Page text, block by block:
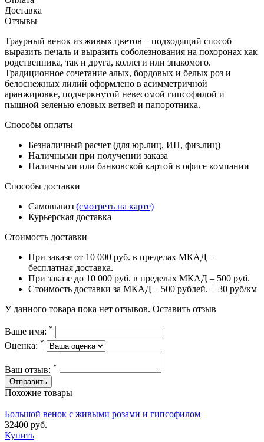
Доставка
Отзывы
Траурный венок из живых цветов – подходящий способ
выразить печаль и выразить соболезнования на похоронах как
родственника, так и друга, коллеги или знакомого.
Традиционное сочетание алых, бордовых и белых роз и
белоснежных лилий оформлено в асимметричной
аранжировке, подчеркнутой невесомой гипсофилой и
пышной зеленью еловых ветвей и папоротника.
Способы оплаты
Безналичный расчет (для юр.лиц, ИП, физ.лиц)
Наличными при получении заказа
Наличными или банковской картой в офисе компании
Способы доставки
Самовывоз (смотреть на карте)
Курьерская доставка
Стоимость доставки
При заказе от 10 000 руб. в пределах МКАД –
бесплатная доставка.
При заказе до 10 000 руб. в пределах МКАД – 500 руб.
Стоимость доставки за МКАД – 500 рублей. + 30 руб/км
У данного товара пока нет отзывов. Оставить отзыв
Ваше имя: *
Оценка: *
Ваш отзыв: *
Похожие товары
Большой венок с живыми розами и гипсофилом
32400 руб.
Купить